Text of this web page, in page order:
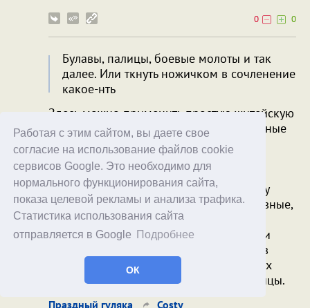
Работая с этим сайтом, вы даете свое
согласие на использование файлов cookie
сервисов Google. Это необходимо для
нормального функционирования сайта,
показа целевой рекламы и анализа трафика.
Статистика использования сайта
отправляется в Google
Подробнее
ОК
0
0
Булавы, палицы, боевые молоты и так
далее. Или ткнуть ножичком в сочленение
какое-нть
Здесь можно применить простую житейскую
логику: потомственные профессиональные
воины не будут вкладывать очень
существенные деньги в то, что не
обеспечивает им безопасность и
преимущество на поле боя. А поскольку
сословие таки закупалось (на свои кровные,
между прочим) - то понятно, что все
вышеперечисленные инструменты были
весьма умеренно эффективны супротив
обученного воевать в тяжёлых доспехах
рыцаря - и тем более рыцарской конницы.
Праздный гуляка Costy